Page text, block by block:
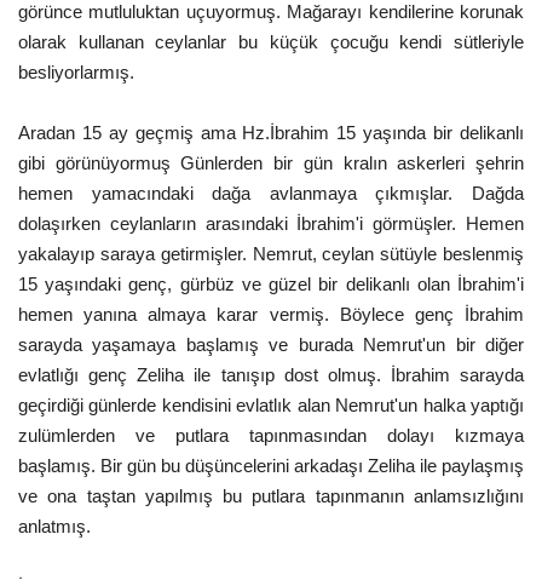
görünce mutluluktan uçuyormuş. Mağarayı kendilerine korunak
olarak kullanan ceylanlar bu küçük çocuğu kendi sütleriyle
besliyorlarmış.
Aradan 15 ay geçmiş ama Hz.İbrahim 15 yaşında bir delikanlı
gibi görünüyormuş Günlerden bir gün kralın askerleri şehrin
hemen yamacındaki dağa avlanmaya çıkmışlar. Dağda
dolaşırken ceylanların arasındaki İbrahim'i görmüşler. Hemen
yakalayıp saraya getirmişler. Nemrut, ceylan sütüyle beslenmiş
15 yaşındaki genç, gürbüz ve güzel bir delikanlı olan İbrahim'i
hemen yanına almaya karar vermiş. Böylece genç İbrahim
sarayda yaşamaya başlamış ve burada Nemrut'un bir diğer
evlatlığı genç Zeliha ile tanışıp dost olmuş. İbrahim sarayda
geçirdiği günlerde kendisini evlatlık alan Nemrut'un halka yaptığı
zulümlerden ve putlara tapınmasından dolayı kızmaya
başlamış. Bir gün bu düşüncelerini arkadaşı Zeliha ile paylaşmış
ve ona taştan yapılmış bu putlara tapınmanın anlamsızlığını
anlatmış.